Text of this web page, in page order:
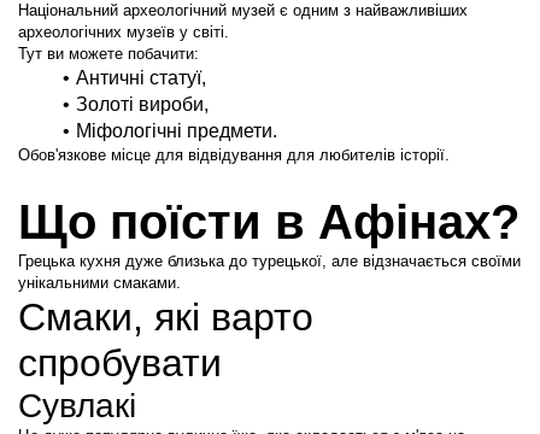
Національний археологічний музей є одним з найважливіших
археологічних музеїв у світі.
Тут ви можете побачити:
Античні статуї,
Золоті вироби,
Міфологічні предмети.
Обов'язкове місце для відвідування для любителів історії.
Що поїсти в Афінах?
Грецька кухня дуже близька до турецької, але відзначається своїми
унікальними смаками.
Смаки, які варто
спробувати
Сувлакі